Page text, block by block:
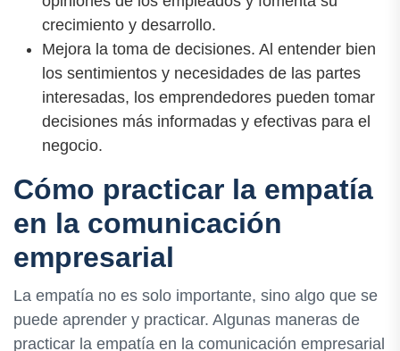
crecimiento y desarrollo.
Mejora la toma de decisiones. Al entender bien
los sentimientos y necesidades de las partes
interesadas, los emprendedores pueden tomar
decisiones más informadas y efectivas para el
negocio.
Cómo practicar la empatía
en la comunicación
empresarial
La empatía no es solo importante, sino algo que se
puede aprender y practicar. Algunas maneras de
practicar la empatía en la comunicación empresarial